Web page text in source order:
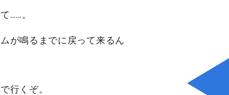
……。
が鳴るまでに戻って来るん
行くぞ。